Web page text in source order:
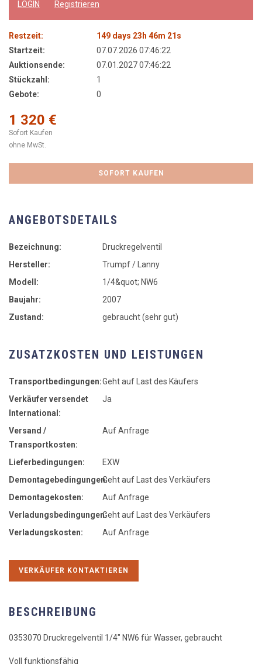
LOGIN Registrieren
Restzeit: 149 days 23 h 46m 21s
Startzeit:
07.07.2026 07:46:22
Auktionsende:
07.01.2027 07:46:22
Stückzahl:
1
Gebote:
0
1 320 €
Sofort Kaufen
ohne MwSt.
SOFORT KAUFEN
ANGEBOTSDETAILS
Bezeichnung:
Druckregelventil
Hersteller:
Trumpf / Lanny
Modell:
1/4&quot; NW6
Baujahr:
2007
Zustand:
gebraucht (sehr gut)
ZUSATZKOSTEN UND LEISTUNGEN
Transportbedingungen:Geht auf Last des Käufers
Verkäufer versendet
International:
Ja
Versand /
Transportkosten:
Auf Anfrage
Lieferbedingungen:
EXW
Demontagebedingungen:Geht auf Last des Verkäufers
Demontagekosten:
Auf Anfrage
Verladungsbedingungen:Geht auf Last des Verkäufers
Verladungskosten:
Auf Anfrage
VERKÄUFER KONTAKTIEREN
BESCHREIBUNG
0353070 Druckregelventil 1/4" NW6 für Wasser, gebraucht
Voll funktionsfähig